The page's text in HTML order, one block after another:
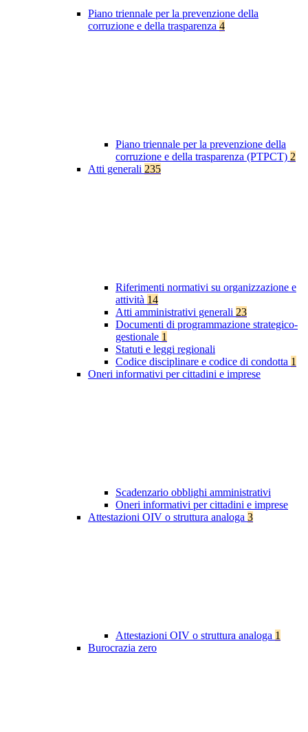
Piano triennale per la prevenzione della
corruzione e della trasparenza 4
Piano triennale per la prevenzione della
corruzione e della trasparenza (PTPCT) 2
Atti generali 235
Riferimenti normativi su organizzazione e
attività 14
Atti amministrativi generali 23
Documenti di programmazione strategico-
gestionale 1
Statuti e leggi regionali
Codice disciplinare e codice di condotta 1
Oneri informativi per cittadini e imprese
Scadenzario obblighi amministrativi
Oneri informativi per cittadini e imprese
Attestazioni OIV o struttura analoga 3
Attestazioni OIV o struttura analoga 1
Burocrazia zero